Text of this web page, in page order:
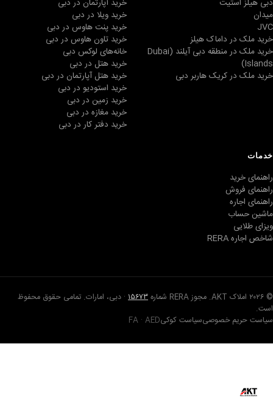
دبی هیلز استیت
میدان
JVC
خرید ملک در داماک هیلز
خرید ملک در منطقه دبی آیلند (Dubai
Islands)
خرید ملک در کریک هاربر دبی
خرید آپارتمان در دبی
خرید ویلا در دبی
خرید پنت هاوس در دبی
خرید تاون هاوس در دبی
خانه‌های لوکس دبی
خرید هتل در دبی
خرید هتل آپارتمان در دبی
خرید استودیو در دبی
خرید زمین در دبی
خرید مغازه در دبی
خرید دفتر کار در دبی
خدمات
راهنمای خرید
راهنمای فروش
راهنمای اجاره
ماشین حساب
ویزای طلایی
شاخص اجاره RERA
© ۲۰۲۶ املاک AKT. مجوز RERA شماره ۱۵۶۷۳ · دبی، امارات. تمامی حقوق محفوظ
است.
سیاست حریم خصوصیسیاست کوکیFA · AED